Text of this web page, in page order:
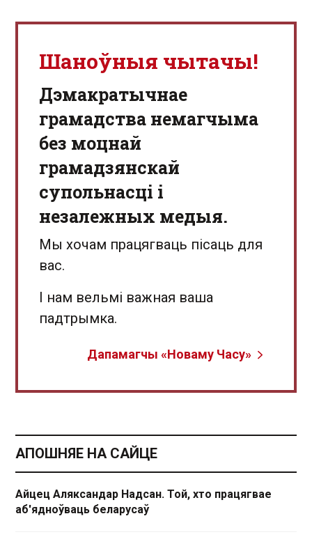
Шаноўныя чытачы!
Дэмакратычнае
грамадства немагчыма
без моцнай
грамадзянскай
супольнасці і
незалежных медыя.
Мы хочам працягваць пісаць для
вас.
І нам вельмі важная ваша
падтрымка.
Дапамагчы «Новаму Часу»
АПОШНЯЕ НА САЙЦЕ
Айцец Аляксандар Надсан. Той, хто працягвае
аб'ядноўваць беларусаў